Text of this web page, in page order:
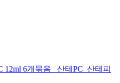
12ml 6개묶음_ 산테PC_산테피